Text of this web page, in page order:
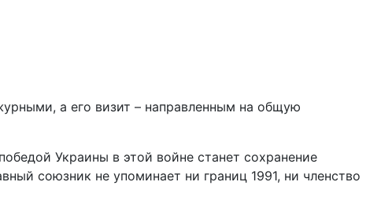
а его визит – направленным на общую
Украины в этой войне станет сохранение
союзник не упоминает ни границ 1991, ни членство